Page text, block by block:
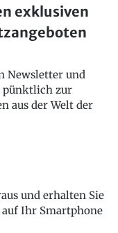
exklusiven
Newsletter und
pünktlich zur
aus der Welt der
und erhalten Sie
Ihr Smartphone